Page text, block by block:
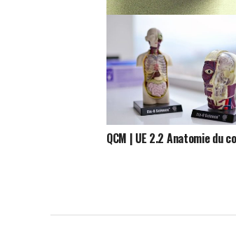
Quiz | 2.1 Biologie
Niveau Hardcore
QCM | UE 2.2 Anatomie du